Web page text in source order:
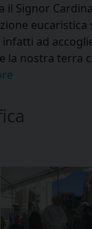
il Signor
ad
la nostra terra